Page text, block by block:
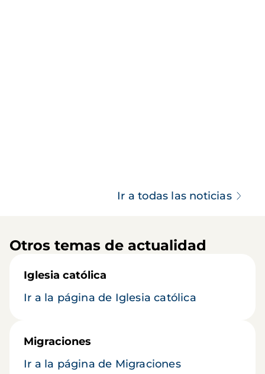
Ir a todas las noticias
Otros temas de actualidad
Iglesia católica
Ir a la página de Iglesia católica
Migraciones
Ir a la página de Migraciones